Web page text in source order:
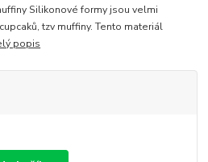
Silikonové formy jsou velmi
tzv muffiny. Tento materiál
popis